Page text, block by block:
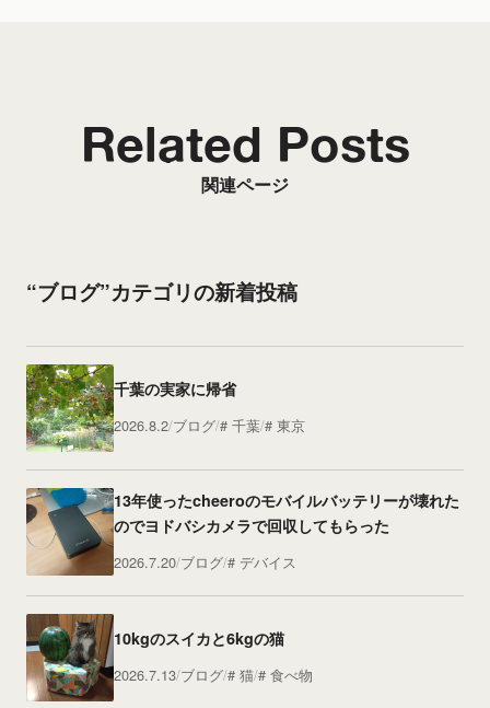
関連ページ
Related Posts
“ブログ”カテゴリの新着投稿
千葉の実家に帰省
2026.8.2 ブログ 千葉 東京
13年使ったcheeroのモバイルバッテリーが壊れた
のでヨドバシカメラで回収してもらった
2026.7.20 ブログ デバイス
10kgのスイカと6kgの猫
2026.7.13 ブログ 猫 食べ物